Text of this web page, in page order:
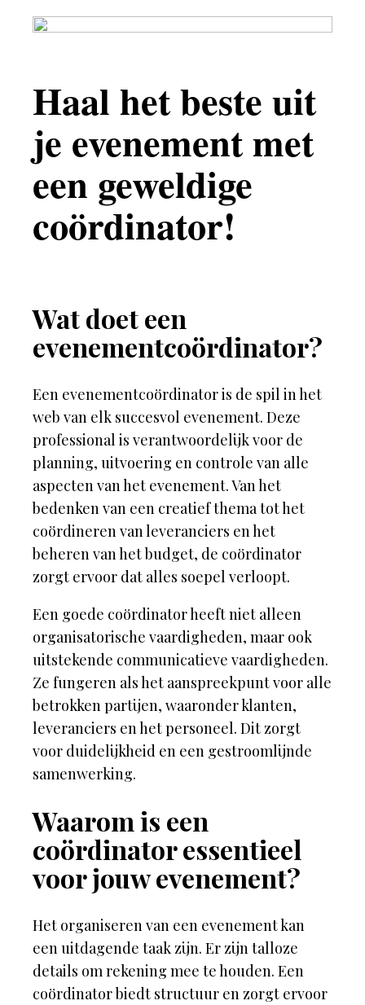
Haal het beste uit
je evenement met
een geweldige
coördinator!
Wat doet een
evenementcoördinator?
Een evenementcoördinator is de spil in het
web van elk succesvol evenement. Deze
professional is verantwoordelijk voor de
planning, uitvoering en controle van alle
aspecten van het evenement. Van het
bedenken van een creatief thema tot het
coördineren van leveranciers en het
beheren van het budget, de coördinator
zorgt ervoor dat alles soepel verloopt.
Een goede coördinator heeft niet alleen
organisatorische vaardigheden, maar ook
uitstekende communicatieve vaardigheden.
Ze fungeren als het aanspreekpunt voor alle
betrokken partijen, waaronder klanten,
leveranciers en het personeel. Dit zorgt
voor duidelijkheid en een gestroomlijnde
samenwerking.
Waarom is een
coördinator essentieel
voor jouw evenement?
Het organiseren van een evenement kan
een uitdagende taak zijn. Er zijn talloze
details om rekening mee te houden. Een
coördinator biedt structuur en zorgt ervoor